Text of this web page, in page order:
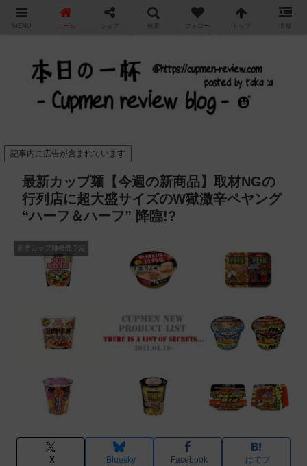
カップ麺の新商品をレビュー / アレンジするブログ
記事内に広告が含まれています
最新カップ麺【今週の新商品】取材NGの
行列店に超大盛サイズのW獄激辛ペヤング
“ハーフ＆ハーフ” 降臨!?
新作カップ麺発売予定
X Bluesky Facebook はてブ
MENU ホーム シェア 検索 フォロー トップ 情報